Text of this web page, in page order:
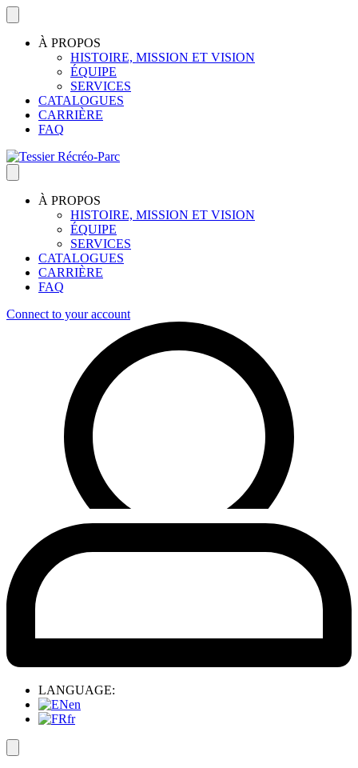
À PROPOS
HISTOIRE, MISSION ET VISION
ÉQUIPE
SERVICES
CATALOGUES
CARRIÈRE
FAQ
À PROPOS
HISTOIRE, MISSION ET VISION
ÉQUIPE
SERVICES
CATALOGUES
CARRIÈRE
FAQ
Connect to your account
LANGUAGE:
en
fr